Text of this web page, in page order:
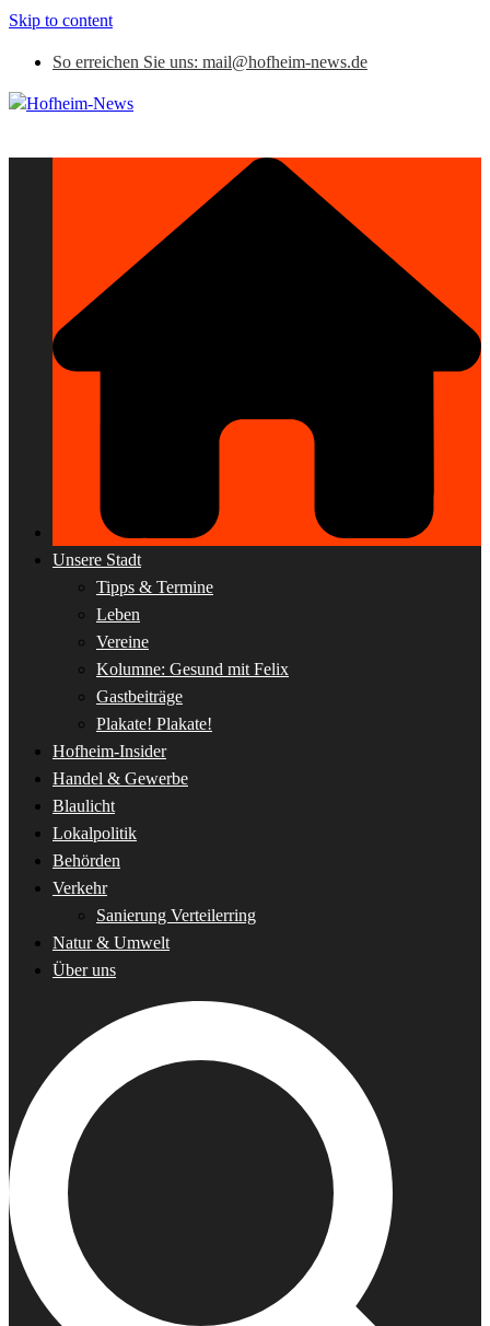
Skip to content
So erreichen Sie uns: mail@hofheim-news.de
Unsere Stadt
Tipps & Termine
Leben
Vereine
Kolumne: Gesund mit Felix
Gastbeiträge
Plakate! Plakate!
Hofheim-Insider
Handel & Gewerbe
Blaulicht
Lokalpolitik
Behörden
Verkehr
Sanierung Verteilerring
Natur & Umwelt
Über uns